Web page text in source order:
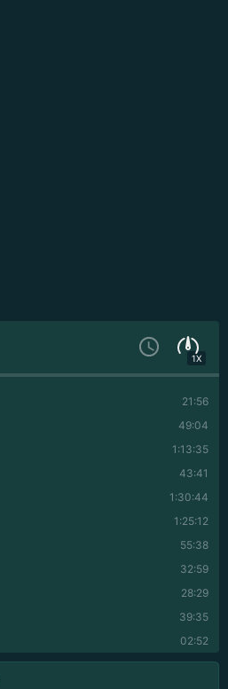
1X
21:56
49:04
1:13:35
43:41
1:30:44
1:25:12
55:38
32:59
28:29
39:35
02:52